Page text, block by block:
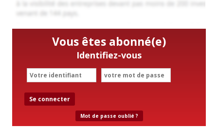
Vous êtes abonné(e)
Identifiez-vous
Se connecter
Mot de passe oublié ?